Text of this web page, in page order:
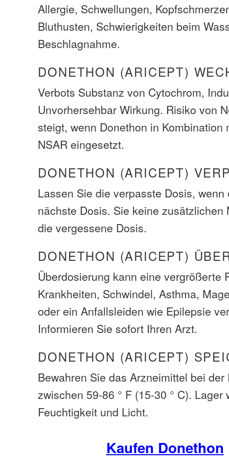
Allergie, Schwellungen,
Bluthusten, Schwierigkeiten beim
Beschlagnahme.
DONETHON (ARICEPT)
Verbots Substanz von Cytochrom,
Unvorhersehbar Wirkung. Risiko von
steigt, wenn Donethon in Kombination
NSAR eingesetzt.
DONETHON (ARICEPT)
Lassen Sie die verpasste Dosis,
nächste Dosis. Sie keine zusätzlichen
die vergessene Dosis.
DONETHON (ARICEPT)
Überdosierung kann eine vergrößerte
Krankheiten, Schwindel, Asthma,
oder ein Anfallsleiden wie Epilepsie
Informieren Sie sofort Ihren Arzt.
DONETHON (ARICEPT)
Bewahren Sie das Arzneimittel bei
zwischen 59-86 ° F (15-30 ° C). Lager
Feuchtigkeit und Licht.
Kaufen Donethon